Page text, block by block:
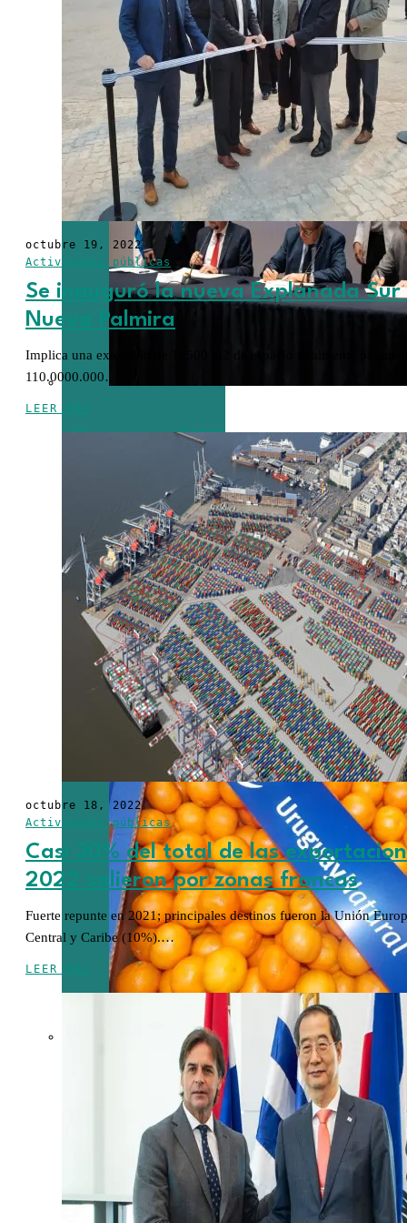
los lácteos
Uruguay XXI
apoyo del BID
impulsar las
exportaciones
y la
innovación
empresarial
exceptúa al
77,5% de las
exportaciones
uruguayas de
octubre 19, 2022
Actividades públicas
Se inauguró la nueva Explanada
Nueva Palmira
Implica una extensión de 12500 m2 de espacio totalmente
110.0000.000…
LEER MÁS
octubre 18, 2022
Actividades públicas
Casi 30% del total de las
2022 salieron por zonas francas
Fuerte repunte en 2021; principales destinos fueron la Unión
Central y Caribe (10%).…
LEER MÁS